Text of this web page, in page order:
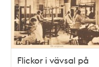
Flickor i vävsal på